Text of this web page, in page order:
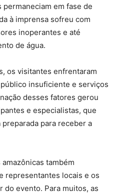
em fase de
à imprensa sofreu com
inoperantes e até
de água.
os visitantes enfrentaram
insuficiente e serviços
desses fatores gerou
e especialistas, que
para receber a
também
representantes locais e os
do evento. Para muitos, as